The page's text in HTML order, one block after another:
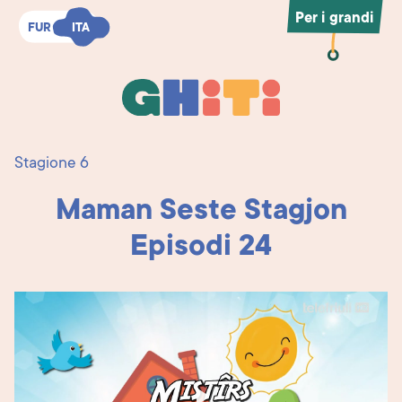
FUR ITA
FUR ITA
Ghiti
Per i grandi
Stagione 6
Maman Seste Stagjon
Episodi 24